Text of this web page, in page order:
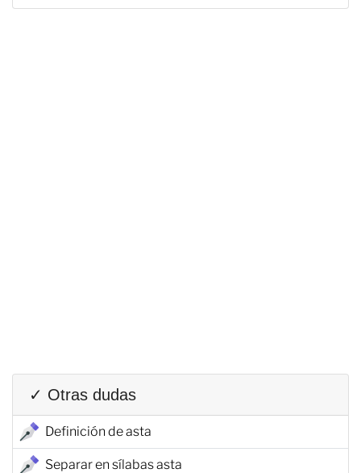
✓ Otras dudas
Definición de asta
Separar en sílabas asta